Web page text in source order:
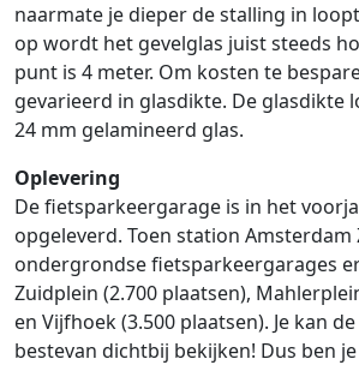
naarmate je dieper de stalling in
op wordt het gevelglas juist steeds
punt is 4 meter. Om kosten te
gevarieerd in glasdikte. De glasdikte
24 mm gelamineerd glas.
Oplevering
De fietsparkeergarage is in het
opgeleverd. Toen station Amsterdam
ondergrondse fietsparkeergarages
Zuidplein (2.700 plaatsen),
en Vijfhoek (3.500 plaatsen). Je kan
bestevan dichtbij bekijken! Dus ben